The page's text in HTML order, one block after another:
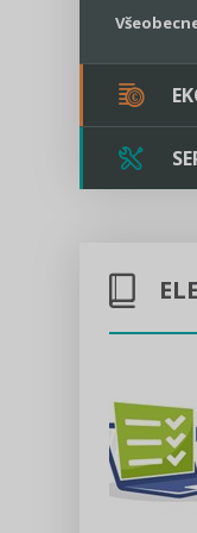
Verejné
Sociálne
Štátna
Kontakt
Tlačová
VIDEO